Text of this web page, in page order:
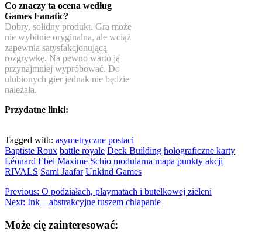
Co znaczy ta ocena według
Games Fanatic?
Dobry, solidny produkt. Gra może
nie wybitnie oryginalna, ale wciąż
zapewnia satysfakcjonującą
rozgrywkę. Na pewno warto ją
przynajmniej wypróbować. Do
ulubionych gier jednak nie będzie
należała.
Przydatne linki:
Tagged with: asymetryczne postaci
Baptiste Roux battle royale Deck Building holograficzne karty
Léonard Ebel Maxime Schio modularna mapa punkty akcji
RIVALS Sami Jaafar Unkind Games
Previous: O podziałach, playmatach i butelkowej zieleni
Next: Ink – abstrakcyjne tuszem chlapanie
Może cię zainteresować: